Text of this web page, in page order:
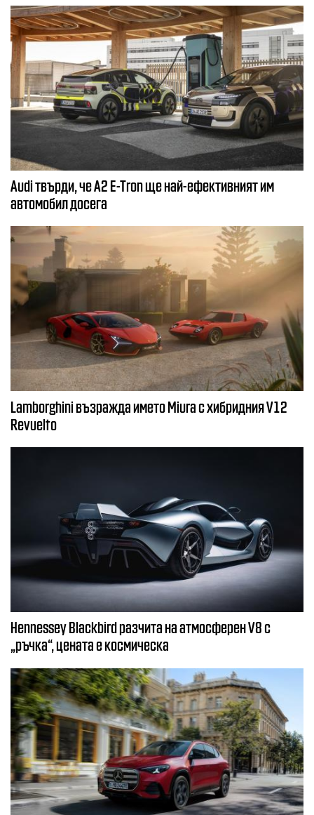
Audi твърди, че A2 E-Tron ще най-ефективният им
автомобил досега
Lamborghini възражда името Miura с хибридния V12
Revuelto
Hennessey Blackbird разчита на атмосферен V8 с
„ръчка“, цената е космическа